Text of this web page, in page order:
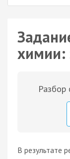
химии:
Разбор
В результате